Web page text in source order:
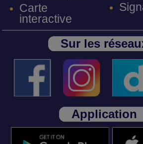
Carte
interactive
Sur les
Application